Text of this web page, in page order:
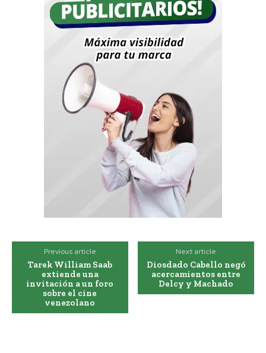
Previous article
Tarek William Saab
extiende una
invitación a un foro
sobre el cine
venezolano
Next article
Diosdado Cabello negó
acercamientos entre
Delcy y Machado